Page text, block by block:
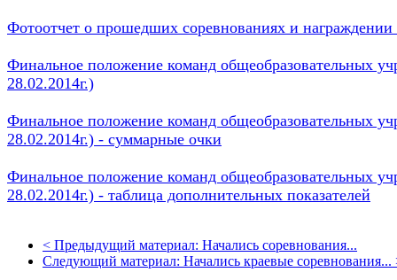
Фотоотчет о прошедших соревнованиях и награждении
Финальное положение команд общеобразовательных
28.02.2014г.)
Финальное положение команд общеобразовательных
28.02.2014г.) - суммарные очки
Финальное положение команд общеобразовательных
28.02.2014г.) - таблица дополнительных показателей
< Предыдущий материал: Начались соревнования...
Следующий материал: Начались краевые соревнования...